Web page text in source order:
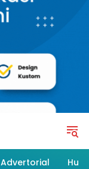
Advertorial